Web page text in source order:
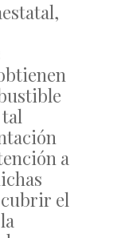
a
cubrir el